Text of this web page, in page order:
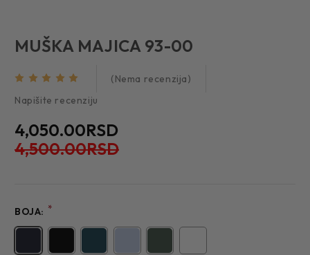
MUŠKA MAJICA 93-00
(Nema recenzija)
Napišite recenziju
4,050.00RSD
4,500.00RSD
BOJA: *